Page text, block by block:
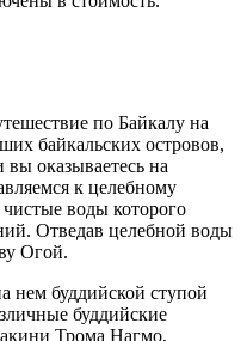
по Байкалу на
байкальских островов,
оказываетесь на
к целебному
воды которого
Отведав целебной воды
Огой.
нем буддийской ступой
буддийские
Трома Нагмо,